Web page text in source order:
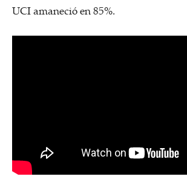
UCI amaneció en 85%.